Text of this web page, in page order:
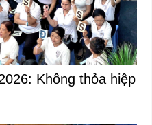
Không thỏa hiệp